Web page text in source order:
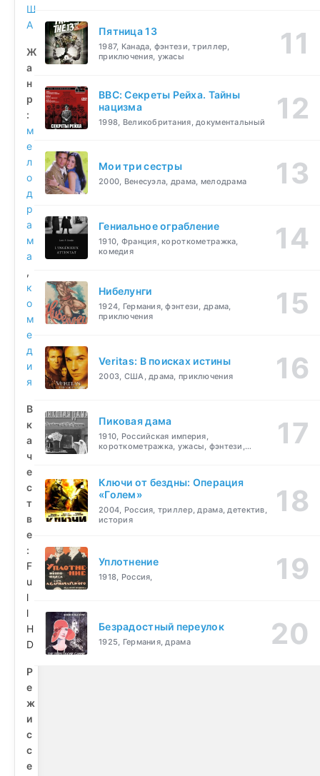
Ш
А
Ж
а
н
р
:
м
е
л
о
д
р
а
м
а
,
к
о
м
е
д
и
я
В
к
а
ч
е
с
т
в
е
:
F
u
l
l
H
D
Р
е
ж
и
с
с
е
Пятница 13
1987, Канада, фэнтези, триллер,
приключения, ужасы
BBC: Секреты Рейха. Тайны
нацизма
1998, Великобритания, документальный
Мои три сестры
2000, Венесуэла, драма, мелодрама
Гениальное ограбление
1910, Франция, короткометражка,
комедия
Нибелунги
1924, Германия, фэнтези, драма,
приключения
Veritas: В поисках истины
2003, США, драма, приключения
Пиковая дама
1910, Российская империя,
короткометражка, ужасы, фэнтези,
Ключи от бездны: Операция
«Голем»
2004, Россия, триллер, драма, детектив,
история
Уплотнение
1918, Россия,
Безрадостный переулок
1925, Германия, драма